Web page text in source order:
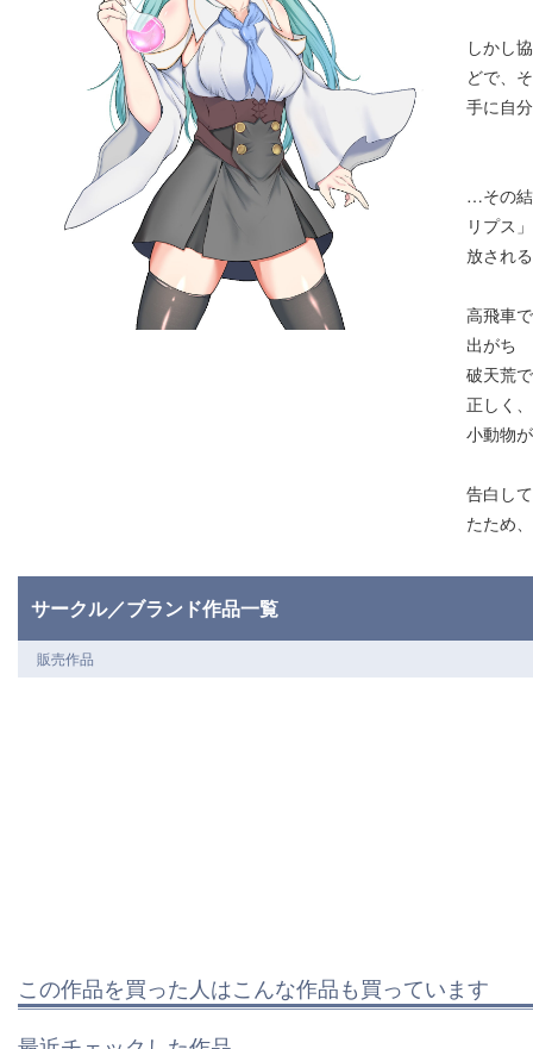
しかし
どで、
手に自
…その結
リプス
放され
高飛車
出がち
破天荒
正しく
小動物
告白し
たため
サークル／ブランド作品一覧
販売作品
この作品を買った人はこんな作品も買っています